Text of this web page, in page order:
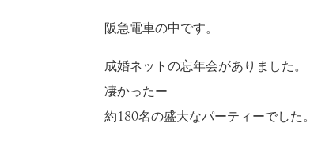
阪急電車の中です。
成婚ネットの忘年会がありました。
凄かったー
約180名の盛大なパーティーでした。